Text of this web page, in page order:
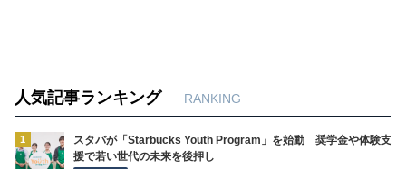
人気記事ランキング RANKING
1
スタバが「Starbucks Youth Program」を始動 奨学金や体験支
援で若い世代の未来を後押し